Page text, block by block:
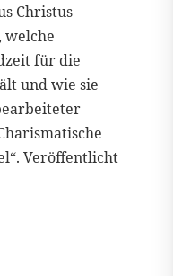
Christus
welche
für die
und wie sie
Veröffentlicht